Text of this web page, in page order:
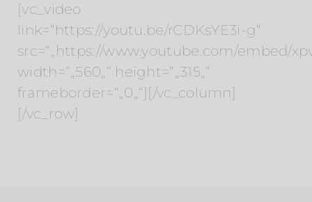
[vc_video
link=“https://youtu.be/rCDKsYE3i-g“
src=“„https://www.youtube.com/embed/
width=“„560„“ height=“„315„“
frameborder=“„0„“][/vc_column]
[/vc_row]